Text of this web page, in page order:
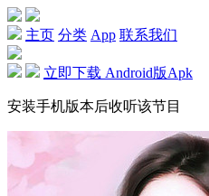
主页 分类 App 联系我们
立即下载 Android版Apk
安装手机版本后收听该节目